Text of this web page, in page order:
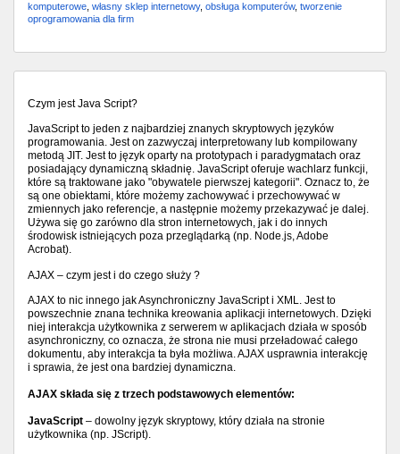
komputerowe własny sklep internetowy, obsługa komputerów, tworzenie
oprogramowania dla firm
Czym jest Java Script?
JavaScript to jeden z najbardziej znanych skryptowych języków
programowania. Jest on zazwyczaj interpretowany lub kompilowany
metodą JIT. Jest to język oparty na prototypach i paradygmatach oraz
posiadający dynamiczną składnię. JavaScript oferuje wachlarz funkcji,
które są traktowane jako "obywatele pierwszej kategorii". Oznacz to, że
są one obiektami, które możemy zachowywać i przechowywać w
zmiennych jako referencje, a następnie możemy przekazywać je dalej.
Używa się go zarówno dla stron internetowych, jak i do innych
środowisk istniejących poza przeglądarką (np. Node.js, Adobe
Acrobat).
AJAX – czym jest i do czego służy ?
AJAX to nic innego jak Asynchroniczny JavaScript i XML. Jest to
powszechnie znana technika kreowania aplikacji internetowych. Dzięki
niej interakcja użytkownika z serwerem w aplikacjach działa w sposób
asynchroniczny, co oznacza, że strona nie musi przeładować całego
dokumentu, aby interakcja ta była możliwa. AJAX usprawnia interakcję
i sprawia, że jest ona bardziej dynamiczna.
AJAX składa się z trzech podstawowych elementów:
JavaScript – dowolny język skryptowy, który działa na stronie
użytkownika (np. JScript).